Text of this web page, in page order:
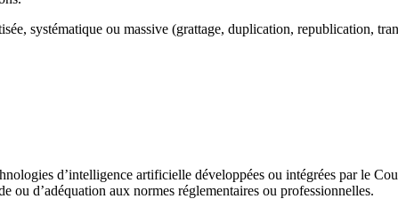
systématique ou massive (grattage, duplication, republication,
d’intelligence artificielle développées ou intégrées par le
ou d’adéquation aux normes réglementaires ou professionnelles.